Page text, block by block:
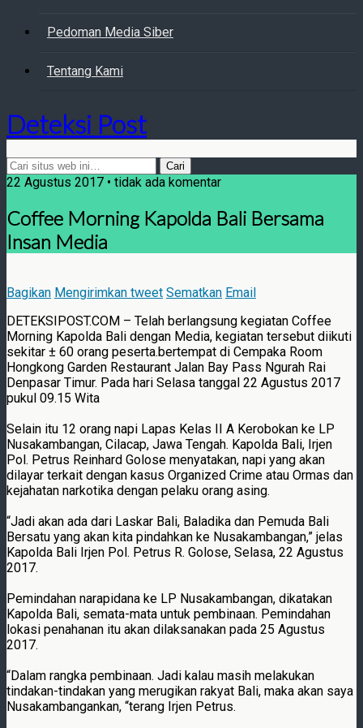
Pedoman Media Siber
Tentang Kami
Deteksi Post
22 Agustus 2017 • tidak ada komentar
Coffee Morning Kapolda Bali Bersama
Insan Media
Bagikan Mengirimkan tweet Sematkan Email
DETEKSIPOST.COM – Telah berlangsung kegiatan Coffee
Morning Kapolda Bali dengan Media, kegiatan tersebut diikuti
sekitar ± 60 orang peserta.bertempat di Cempaka Room
Hongkong Garden Restaurant Jalan Bay Pass Ngurah Rai
Denpasar Timur. Pada hari Selasa tanggal 22 Agustus 2017
pukul 09.15 Wita
Selain itu 12 orang napi Lapas Kelas II A Kerobokan ke LP
Nusakambangan, Cilacap, Jawa Tengah. Kapolda Bali, Irjen
Pol. Petrus Reinhard Golose menyatakan, napi yang akan
dilayar terkait dengan kasus Organized Crime atau Ormas dan
kejahatan narkotika dengan pelaku orang asing.
“Jadi akan ada dari Laskar Bali, Baladika dan Pemuda Bali
Bersatu yang akan kita pindahkan ke Nusakambangan,” jelas
Kapolda Bali Irjen Pol. Petrus R. Golose, Selasa, 22 Agustus
2017.
Pemindahan narapidana ke LP Nusakambangan, dikatakan
Kapolda Bali, semata-mata untuk pembinaan. Pemindahan
lokasi penahanan itu akan dilaksanakan pada 25 Agustus
2017.
“Dalam rangka pembinaan. Jadi kalau masih melakukan
tindakan-tindakan yang merugikan rakyat Bali, maka akan saya
Nusakambangankan, “terang Irjen Petrus.